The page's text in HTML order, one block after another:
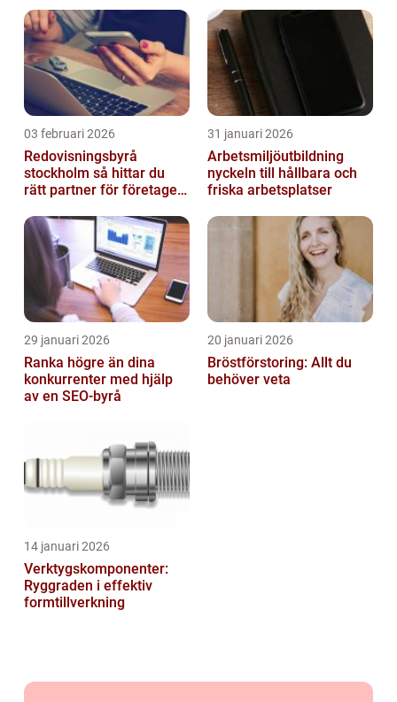
03 februari 2026
Redovisningsbyrå
stockholm så hittar du
rätt partner för företagets
31 januari 2026
Arbetsmiljöutbildning
nyckeln till hållbara och
friska arbetsplatser
29 januari 2026
Ranka högre än dina
konkurrenter med hjälp
av en SEO-byrå
20 januari 2026
Bröstförstoring: Allt du
behöver veta
14 januari 2026
Verktygskomponenter:
Ryggraden i effektiv
formtillverkning